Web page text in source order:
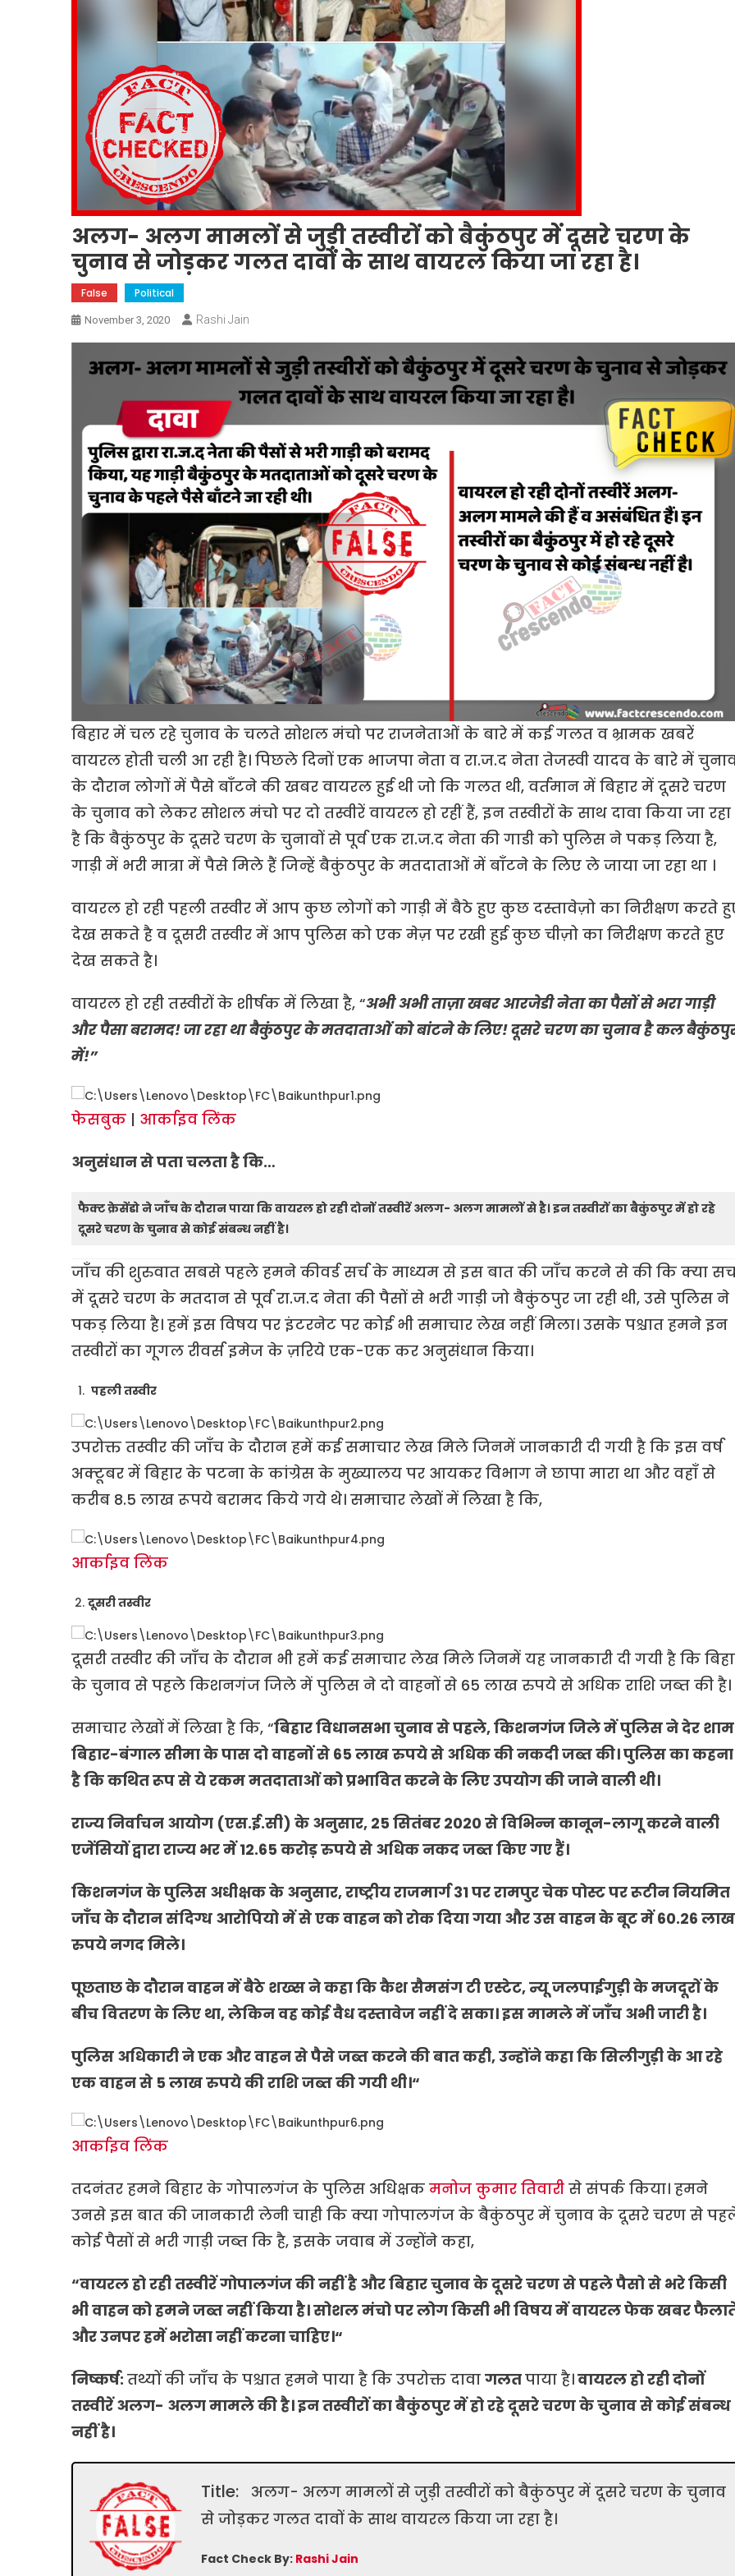
अलग- अलग मामलों से जुड़ी तस्वीरों को बैकुंठपुर में दूसरे चरण के
चुनाव से जोड़कर गलत दावों के साथ वायरल किया जा रहा है।
False Political
November 3, 2020 Rashi Jain
बिहार में चल रहे चुनाव के चलते सोशल मंचो पर राजनेताओं के बारे में कई गलत व भ्रामक खबरें
वायरल होती चली आ रही है। पिछले दिनों एक भाजपा नेता व रा.ज.द नेता तेजस्वी यादव के बारे में
के दौरान लोगों में पैसे बाँटने की खबर वायरल हुई थी जो कि गलत थी, वर्तमान में बिहार में दूसरे चरण
के चुनाव को लेकर सोशल मंचो पर दो तस्वीरें वायरल हो रहीं हैं, इन तस्वीरों के साथ दावा किया जा रहा
है कि बैकुंठपुर के दूसरे चरण के चुनावों से पूर्व एक रा.ज.द नेता की गाडी को पुलिस ने पकड़ लिया है,
गाड़ी में भरी मात्रा में पैसे मिले हैं जिन्हें बैकुंठपुर के मतदाताओं में बाँटने के लिए ले जाया जा रहा था ।
वायरल हो रही पहली तस्वीर में आप कुछ लोगों को गाड़ी में बैठे हुए कुछ दस्तावेज़ो का निरीक्षण करते
देख सकते है व दूसरी तस्वीर में आप पुलिस को एक मेज़ पर रखी हुई कुछ चीज़ो का निरीक्षण करते हुए
देख सकते है।
वायरल हो रही तस्वीरों के शीर्षक में लिखा है, “अभी अभी ताज़ा खबर आरजेडी नेता का पैसों से भरा गाड़ी
और पैसा बरामद! जा रहा था बैकुंठपुर के मतदाताओं को बांटने के लिए! दूसरे चरण का चुनाव है कल
में!”
फेसबुक | आर्काइव लिंक
अनुसंधान से पता चलता है कि…
फैक्ट क्रेसेंडो ने जाँच के दौरान पाया कि वायरल हो रही दोनों तस्वीरें अलग- अलग मामलों से है। इन तस्वीरों का बैकुंठपुर में हो रहे
दूसरे चरण के चुनाव से कोई संबन्ध नहीं है।
जाँच की शुरुवात सबसे पहले हमने कीवर्ड सर्च के माध्यम से इस बात की जाँच करने से की कि क्या
में दूसरे चरण के मतदान से पूर्व रा.ज.द नेता की पैसों से भरी गाड़ी जो बैकुंठपुर जा रही थी, उसे पुलिस ने
पकड़ लिया है। हमें इस विषय पर इंटरनेट पर कोई भी समाचार लेख नहीं मिला। उसके पश्चात हमने इन
तस्वीरों का गूगल रीवर्स इमेज के ज़रिये एक-एक कर अनुसंधान किया।
पहली तस्वीर
उपरोक्त तस्वीर की जाँच के दौरान हमें कई समाचार लेख मिले जिनमें जानकारी दी गयी है कि इस वर्ष
अक्टूबर में बिहार के पटना के कांग्रेस के मुख्यालय पर आयकर विभाग ने छापा मारा था और वहाँ से
करीब 8.5 लाख रूपये बरामद किये गये थे। समाचार लेखों में लिखा है कि,
आर्काइव लिंक
दूसरी तस्वीर
दूसरी तस्वीर की जाँच के दौरान भी हमें कई समाचार लेख मिले जिनमें यह जानकारी दी गयी है कि
के चुनाव से पहले किशनगंज जिले में पुलिस ने दो वाहनों से 65 लाख रुपये से अधिक राशि जब्त की है।
समाचार लेखों में लिखा है कि, “बिहार विधानसभा चुनाव से पहले, किशनगंज जिले में पुलिस ने देर शाम
बिहार-बंगाल सीमा के पास दो वाहनों से 65 लाख रुपये से अधिक की नकदी जब्त की। पुलिस का कहना
है कि कथित रूप से ये रकम मतदाताओं को प्रभावित करने के लिए उपयोग की जाने वाली थी।
राज्य निर्वाचन आयोग (एस.ई.सी) के अनुसार, 25 सितंबर 2020 से विभिन्न कानून-लागू करने वाली
एजेंसियों द्वारा राज्य भर में 12.65 करोड़ रुपये से अधिक नकद जब्त किए गए हैं।
किशनगंज के पुलिस अधीक्षक के अनुसार, राष्ट्रीय राजमार्ग 31 पर रामपुर चेक पोस्ट पर रूटीन नियमित
जाँच के दौरान संदिग्ध आरोपियो में से एक वाहन को रोक दिया गया और उस वाहन के बूट में 60.26 लाख
रुपये नगद मिले।
पूछताछ के दौरान वाहन में बैठे शख्स ने कहा कि कैश सैमसंग टी एस्टेट, न्यू जलपाईगुड़ी के मजदूरों के
बीच वितरण के लिए था, लेकिन वह कोई वैध दस्तावेज नहीं दे सका। इस मामले में जाँच अभी जारी है।
पुलिस अधिकारी ने एक और वाहन से पैसे जब्त करने की बात कही, उन्होंने कहा कि सिलीगुड़ी के आ रहे
एक वाहन से 5 लाख रुपये की राशि जब्त की गयी थी।“
आर्काइव लिंक
तदनंतर हमने बिहार के गोपालगंज के पुलिस अधिक्षक मनोज कुमार तिवारी से संपर्क किया। हमने
उनसे इस बात की जानकारी लेनी चाही कि क्या गोपालगंज के बैकुंठपुर में चुनाव के दूसरे चरण से
कोई पैसों से भरी गाड़ी जब्त कि है, इसके जवाब में उन्होंने कहा,
“वायरल हो रही तस्वीरें गोपालगंज की नहीं है और बिहार चुनाव के दूसरे चरण से पहले पैसो से भरे किसी
भी वाहन को हमने जब्त नहीं किया है। सोशल मंचो पर लोग किसी भी विषय में वायरल फेक खबर
और उनपर हमें भरोसा नहीं करना चाहिए।“
निष्कर्ष: तथ्यों की जाँच के पश्चात हमने पाया है कि उपरोक्त दावा गलतपाया है।वायरल हो रही दोनों
तस्वीरें अलग- अलग मामले की है। इन तस्वीरों का बैकुंठपुर में हो रहे दूसरे चरण के चुनाव से कोई संबन्ध
नहीं है।
Title:
अलग- अलग मामलों से जुड़ी तस्वीरों को बैकुंठपुर में दूसरे चरण के चुनाव
से जोड़कर गलत दावों के साथ वायरल किया जा रहा है।
Fact Check By: Rashi Jain